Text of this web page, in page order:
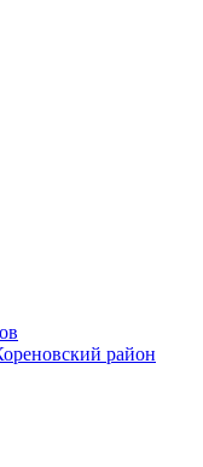
район